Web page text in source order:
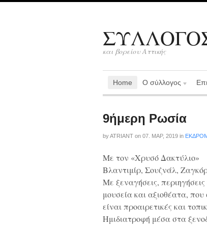
και βορείου Αττικής
Home Ο σύλλογος
9ήμερη Ρωσία
byATRIANT on 07. ΜΑΡ, 2019 in
Με τον «Χρυσό Δακτύλιο»
Βλαντιμίρ, Σουζνάλ,
Με ξεναγήσεις, περιηγήσεις
μουσεία και αξιοθέατα,
είναι προαιρετικές και
Ημιδιατροφή μέσα στα